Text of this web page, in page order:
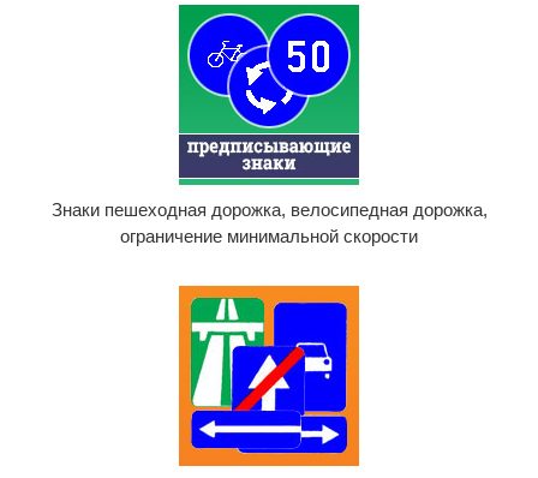
Знаки пешеходная дорожка, велосипедная дорожка,
ограничение минимальной скорости